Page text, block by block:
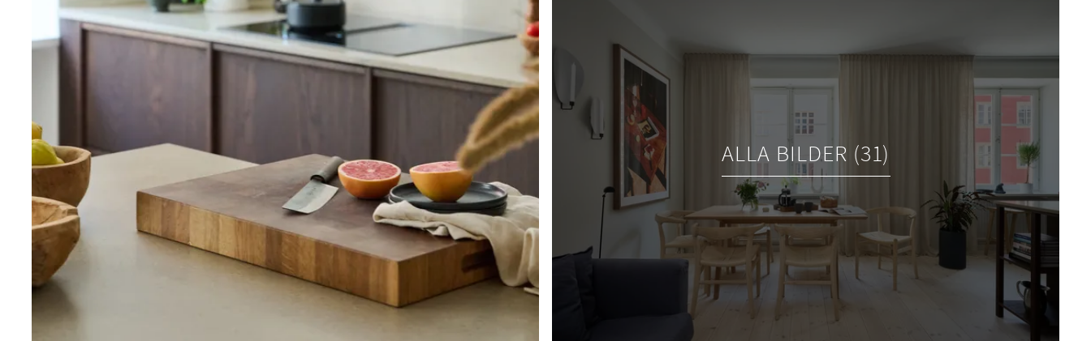
Rumsbeskrivning
Rymlig och välkomnande hall med plats för avhängning och förvaring. I direkt
anslutning till hallen finns fyra platsbyggda garderober.
Badrum
Smakfullt nyrenoverat badrum med moderna materialval. Utrustat med
dusch, golvvärme, wc, handfat med kommod samt tvättmaskin. Ett
funktionellt och tidlöst rum med god förvaring.
ALLA BILDER (31)